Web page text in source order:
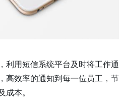
利用短信系统平台及时将工作通
高效率的通知到每一位员工，节
成本。